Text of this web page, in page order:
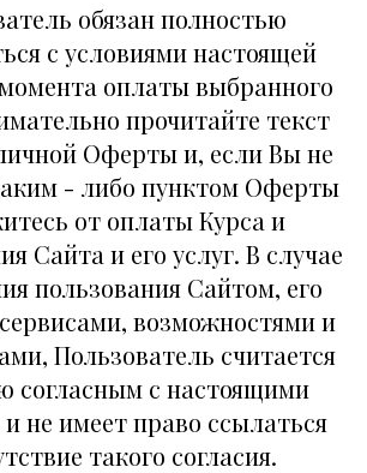
обязан полностью
с условиями настоящей
оплаты выбранного
прочитайте текст
Оферты и, если Вы не
- либо пунктом Оферты
от оплаты Курса и
Сайта и его услуг. В случае
пользования Сайтом, его
возможностями и
Пользователь считается
согласным с настоящими
не имеет право ссылаться
такого согласия.